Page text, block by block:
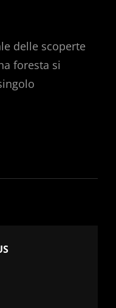
delle scoperte
foresta si